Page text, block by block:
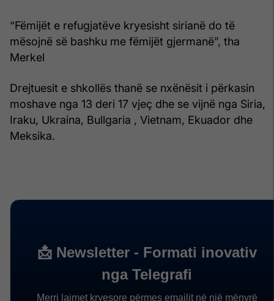
“Fëmijët e refugjatëve kryesisht sirianë do të
mësojnë së bashku me fëmijët gjermanë”, tha
Merkel
Drejtuesit e shkollës thanë se nxënësit i përkasin
moshave nga 13 deri 17 vjeç dhe se vijnë nga Siria,
Iraku, Ukraina, Bullgaria , Vietnam, Ekuador dhe
Meksika.